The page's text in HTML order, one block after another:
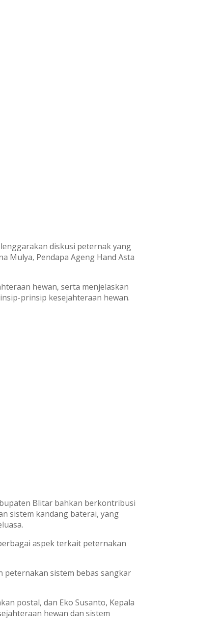
diskusi peternak yang
Mulya, Pendapa Ageng Hand Asta
hewan, serta menjelaskan
prinsip kesejahteraan hewan.
Blitar bahkan berkontribusi
sistem kandang baterai, yang
aspek terkait peternakan
peternakan sistem bebas sangkar
postal, dan Eko Susanto, Kepala
hewan dan sistem